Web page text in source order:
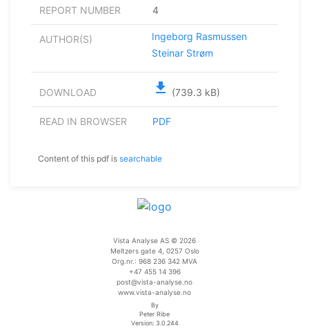
REPORT NUMBER 4
AUTHOR(S)
Ingeborg Rasmussen
Steinar Strøm
DOWNLOAD file_download (739.3 kB)
READ IN BROWSER PDF
Content of this pdf is searchable
Vista Analyse AS © 2026
Meltzers gate 4, 0257 Oslo
Org.nr.: 968 236 342 MVA
+47 455 14 396
post@vista-analyse.no
www.vista-analyse.no
By
Peter Ribe
Version: 3.0.244